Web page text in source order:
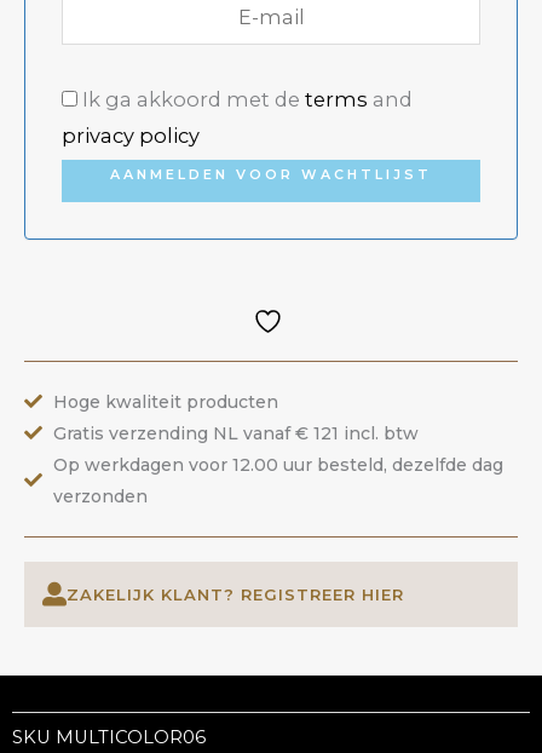
Ik ga akkoord met de terms and
privacy policy
AANMELDEN VOOR WACHTLIJST
Hoge kwaliteit producten
Gratis verzending NL vanaf € 121 incl. btw
Op werkdagen voor 12.00 uur besteld, dezelfde dag
verzonden
ZAKELIJK KLANT? REGISTREER HIER
SKU MULTICOLOR06